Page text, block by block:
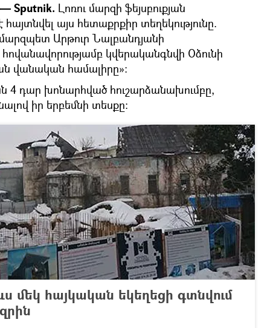
Sputnik. Լոռու մարզի ֆեյսբուքյան
այս հետաքրքիր տեղեկությունը.
մարզպետ Արթուր Նալբանդյանի
կվերականգնվի Օձունի
վանական համալիրը»։
4 դար խոնարհված հուշարձանախումբը,
իր երբեմնի տեսքը:
մեկ հայկական եկեղեցի գտնվում